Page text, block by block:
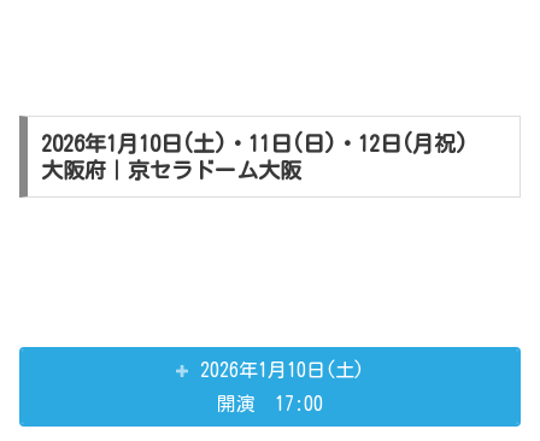
2026年1月10日(土)・11日(日)・12日(月祝)
大阪府｜京セラドーム大阪
2026年1月10日(土)
開演 17:00